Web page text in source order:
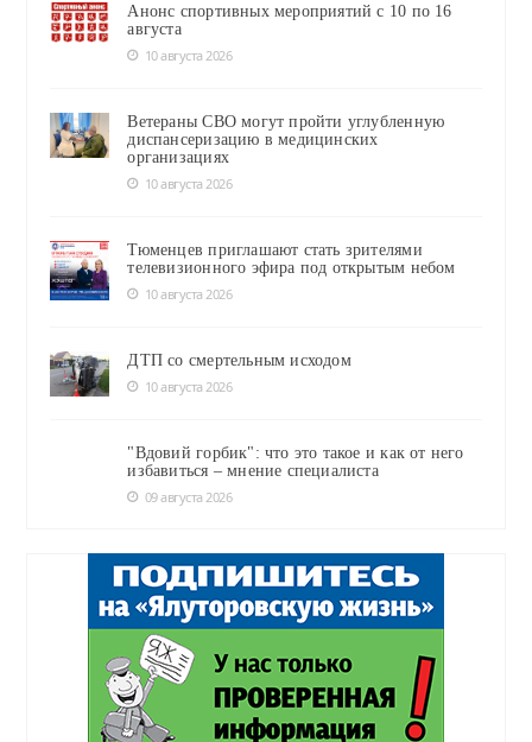
Анонс спортивных мероприятий с 10 по 16
августа
10 августа 2026
Ветераны СВО могут пройти углубленную
диспансеризацию в медицинских
организациях
10 августа 2026
Тюменцев приглашают стать зрителями
телевизионного эфира под открытым небом
10 августа 2026
ДТП со смертельным исходом
10 августа 2026
"Вдовий горбик": что это такое и как от него
избавиться – мнение специалиста
09 августа 2026